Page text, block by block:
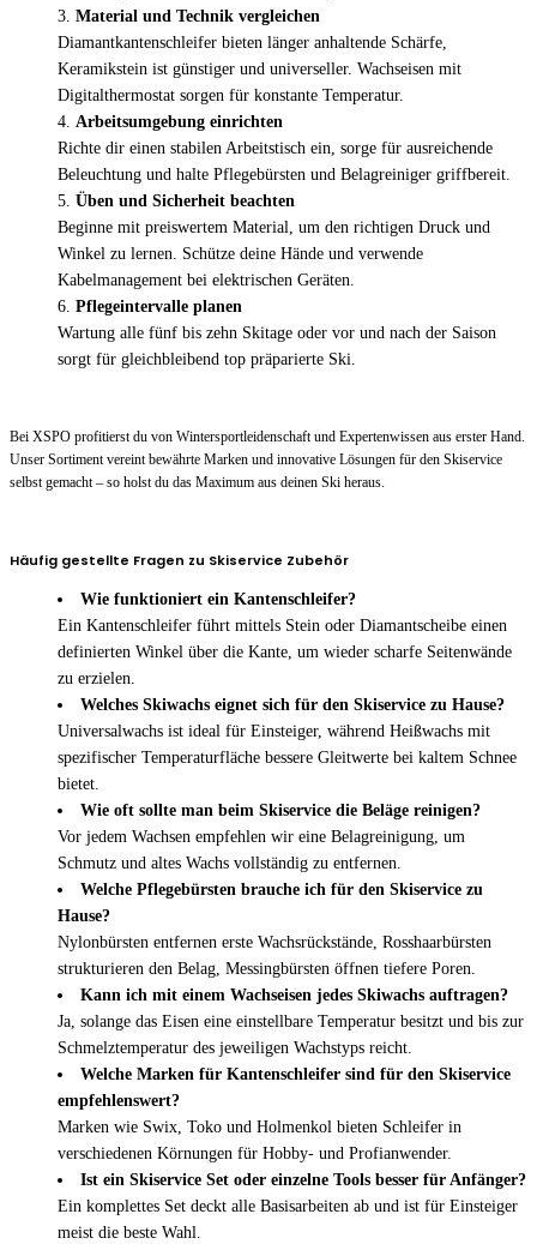
Material und Technik vergleichen
Diamantkantenschleifer bieten länger anhaltende Schärfe,
Keramikstein ist günstiger und universeller. Wachseisen mit
Digitalthermostat sorgen für konstante Temperatur.
Arbeitsumgebung einrichten
Richte dir einen stabilen Arbeitstisch ein, sorge für ausreichende
Beleuchtung und halte Pflegebürsten und Belagreiniger griffbereit.
Üben und Sicherheit beachten
Beginne mit preiswertem Material, um den richtigen Druck und
Winkel zu lernen. Schütze deine Hände und verwende
Kabelmanagement bei elektrischen Geräten.
Pflegeintervalle planen
Wartung alle fünf bis zehn Skitage oder vor und nach der Saison
sorgt für gleichbleibend top präparierte Ski.
Bei XSPO profitierst du von Wintersportleidenschaft und Expertenwissen aus erster Hand.
Unser Sortiment vereint bewährte Marken und innovative Lösungen für den Skiservice
selbst gemacht – so holst du das Maximum aus deinen Ski heraus.
Häufig gestellte Fragen zu Skiservice Zubehör
Wie funktioniert ein Kantenschleifer?
Ein Kantenschleifer führt mittels Stein oder Diamantscheibe einen
definierten Winkel über die Kante, um wieder scharfe Seitenwände
zu erzielen.
Welches Skiwachs eignet sich für den Skiservice zu Hause?
Universalwachs ist ideal für Einsteiger, während Heißwachs mit
spezifischer Temperaturfläche bessere Gleitwerte bei kaltem Schnee
bietet.
Wie oft sollte man beim Skiservice die Beläge reinigen?
Vor jedem Wachsen empfehlen wir eine Belagreinigung, um
Schmutz und altes Wachs vollständig zu entfernen.
Welche Pflegebürsten brauche ich für den Skiservice zu
Hause?
Nylonbürsten entfernen erste Wachsrückstände, Rosshaarbürsten
strukturieren den Belag, Messingbürsten öffnen tiefere Poren.
Kann ich mit einem Wachseisen jedes Skiwachs auftragen?
Ja, solange das Eisen eine einstellbare Temperatur besitzt und bis zur
Schmelztemperatur des jeweiligen Wachstyps reicht.
Welche Marken für Kantenschleifer sind für den Skiservice
empfehlenswert?
Marken wie Swix, Toko und Holmenkol bieten Schleifer in
verschiedenen Körnungen für Hobby- und Profianwender.
Ist ein Skiservice Set oder einzelne Tools besser für Anfänger?
Ein komplettes Set deckt alle Basisarbeiten ab und ist für Einsteiger
meist die beste Wahl.